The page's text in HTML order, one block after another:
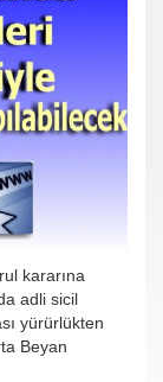
kararına
adli sicil
yürürlükten
Beyan